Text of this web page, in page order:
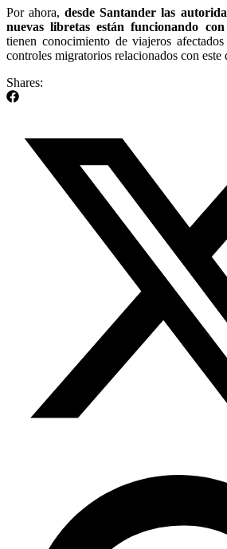
Por ahora,desde Santander las
nuevas libretas están funcionando
tienen conocimiento de viajeros
controles migratorios relacionados con este
Shares: